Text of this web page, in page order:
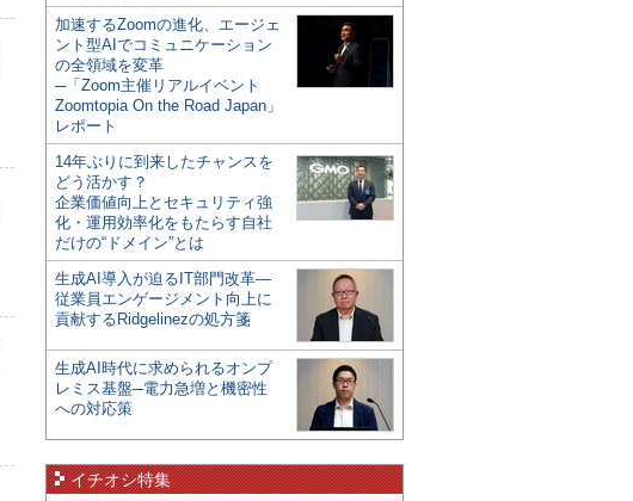
加速するZoomの進化、エージェ
ント型AIでコミュニケーション
の全領域を変革
─「Zoom主催リアルイベント
Zoomtopia On the Road Japan」
レポート
14年ぶりに到来したチャンスを
どう活かす？
企業価値向上とセキュリティ強
化・運用効率化をもたらす自社
だけの“ドメイン”とは
生成AI導入が迫るIT部門改革―
従業員エンゲージメント向上に
貢献するRidgelinezの処方箋
生成AI時代に求められるオンプ
レミス基盤─電力急増と機密性
への対応策
イチオシ特集